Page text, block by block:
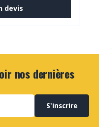
devis
nos dernières
S'inscrire